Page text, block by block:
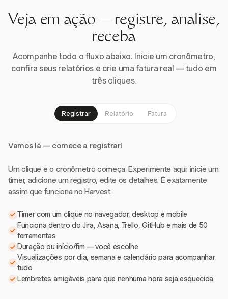
Veja em ação — registre, analise,
receba
Acompanhe todo o fluxo abaixo. Inicie um cronômetro,
confira seus relatórios e crie uma fatura real — tudo em
três cliques.
Registrar Relatório Fatura
Vamos lá — comece a registrar!
Um clique e o cronômetro começa. Experimente aqui: inicie um
timer, adicione um registro, edite os detalhes. É exatamente
assim que funciona no Harvest.
Timer com um clique no navegador, desktop e mobile
Funciona dentro do Jira, Asana, Trello, GitHub e mais de 50
ferramentas
Duração ou início/fim — você escolhe
Visualizações por dia, semana e calendário para acompanhar
tudo
Lembretes amigáveis para que nenhuma hora seja esquecida